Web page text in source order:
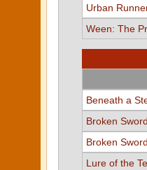
Urban
Ween: The
Beneath a
Broken
Broken
Lure of the